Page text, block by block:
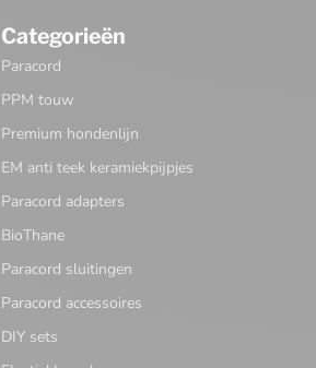
Categorieën
Paracord
PPM touw
Premium hondenlijn
EM anti teek keramiekpijpjes
Paracord adapters
BioThane
Paracord sluitingen
Paracord accessoires
DIY sets